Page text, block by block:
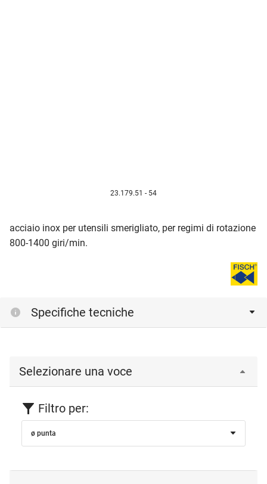
23.179.51 - 54
acciaio inox per utensili smerigliato, per regimi di rotazione
800-1400 giri/min.
Specifiche tecniche
Selezionare una voce
Filtro per:
ø punta